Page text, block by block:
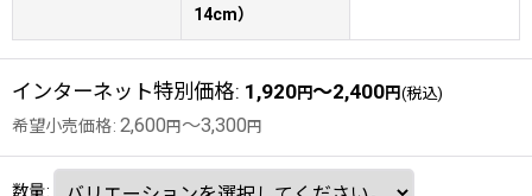
14cm）
インターネット特別価格: 1,920円～2,400円 (税込)
希望小売価格: 2,600 円 ～3,300 円
数量: